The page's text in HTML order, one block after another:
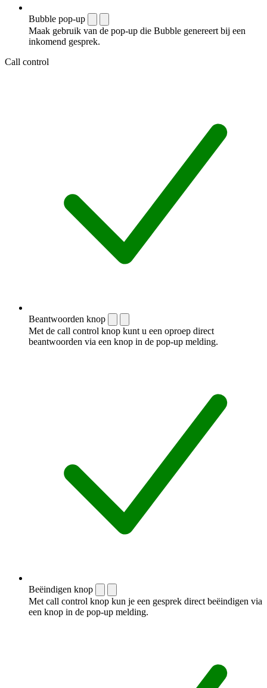
Bubble pop-up
Maak gebruik van de pop-up die Bubble genereert bij een
inkomend gesprek.
Call control
Beantwoorden knop
Met de call control knop kunt u een oproep direct
beantwoorden via een knop in de pop-up melding.
Beëindigen knop
Met call control knop kun je een gesprek direct beëindigen via
een knop in de pop-up melding.